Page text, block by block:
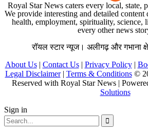
Royal Star News caters every local, state,
We provide interesting and detailed content
health, employment, spirituality, science,
every other news
रॉयल स्टार न्यूज। अलीगढ़ और गभाना
About Us| Contact Us| Privacy Policy|
Legal Disclaimer| Terms & Conditions©
Reserved with Royal Star News |
Solutions
Sign in